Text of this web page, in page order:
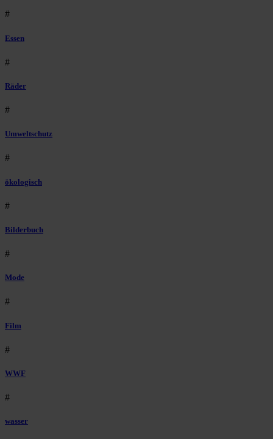
#
Essen
#
Räder
#
Umweltschutz
#
ökologisch
#
Bilderbuch
#
Mode
#
Film
#
WWF
#
wasser